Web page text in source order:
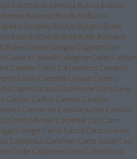
Bukottak Akadémiája Bukros Bulicsov
Bulwer-Lytton Bunn Bűnös
bűnregény Buótyik Burgess Burke
Bussi Butcher Butfield Butler Buxbaum
Bybee Caboni Cadigan Cagaster Cain
Caldera Caldwell Callaghan Callen Callihan
Calonita Calvin Cal Leandros Cameron
Larkin Campbell Camper Cantero
Caplin Caraval Cara Hunter Card Carey
Carlson Carlton Carman Carmine
Carnarvon Caroline Auden Caroline
Carolyn Brown Carpenter Carr Carre
Carriger Carrisi Carroll Carson Levine
Cartaphilus CartaTeen Carter Casati Cass
Castle Cat&Bones Cates Cates&Show